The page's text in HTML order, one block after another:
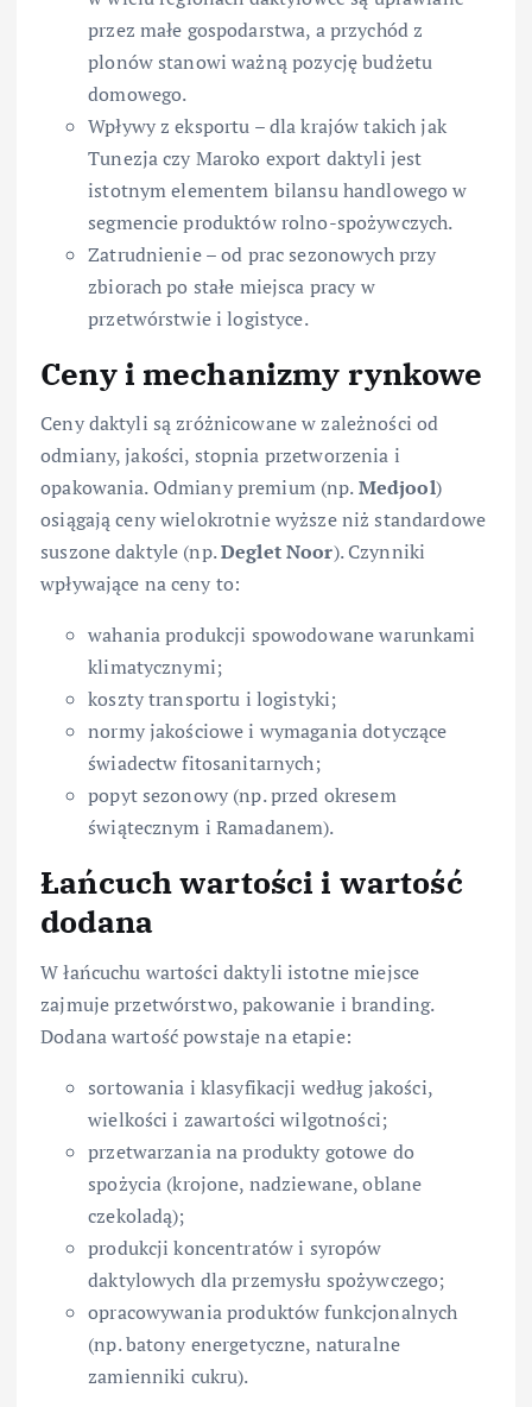
przez małe gospodarstwa, a przychód z
plonów stanowi ważną pozycję budżetu
domowego.
Wpływy z eksportu – dla krajów takich jak
Tunezja czy Maroko export daktyli jest
istotnym elementem bilansu handlowego w
segmencie produktów rolno-spożywczych.
Zatrudnienie – od prac sezonowych przy
zbiorach po stałe miejsca pracy w
przetwórstwie i logistyce.
Ceny i mechanizmy rynkowe
Ceny daktyli są zróżnicowane w zależności od
odmiany, jakości, stopnia przetworzenia i
opakowania. Odmiany premium (np.Medjool)
osiągają ceny wielokrotnie wyższe niż standardowe
suszone daktyle (np.Deglet Noor). Czynniki
wpływające na ceny to:
wahania produkcji spowodowane warunkami
klimatycznymi;
koszty transportu i logistyki;
normy jakościowe i wymagania dotyczące
świadectw fitosanitarnych;
popyt sezonowy (np. przed okresem
świątecznym i Ramadanem).
Łańcuch wartości i wartość
dodana
W łańcuchu wartości daktyli istotne miejsce
zajmuje przetwórstwo, pakowanie i branding.
Dodana wartość powstaje na etapie:
sortowania i klasyfikacji według jakości,
wielkości i zawartości wilgotności;
przetwarzania na produkty gotowe do
spożycia (krojone, nadziewane, oblane
czekoladą);
produkcji koncentratów i syropów
daktylowych dla przemysłu spożywczego;
opracowywania produktów funkcjonalnych
(np. batony energetyczne, naturalne
zamienniki cukru).